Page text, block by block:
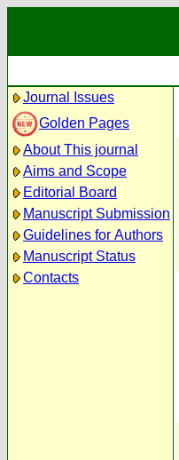
Journal Issues
Golden Pages
About This journal
Aims and Scope
Editorial Board
Manuscript Submission
Guidelines for Authors
Manuscript Status
Contacts